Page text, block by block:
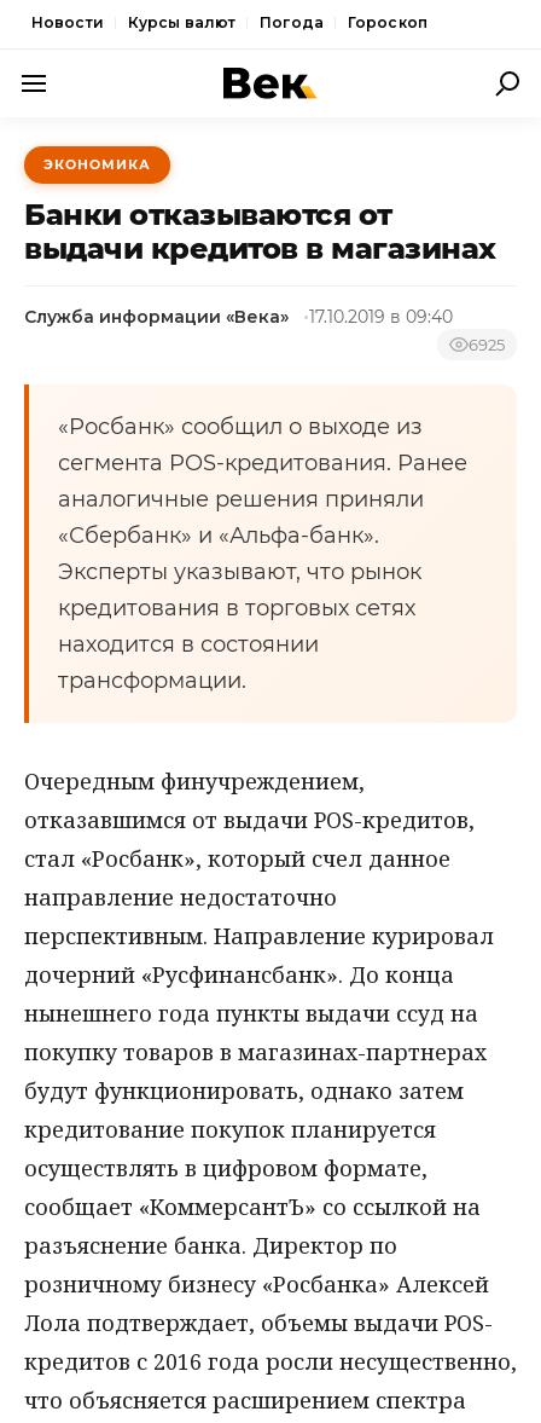
Новости Курсы валют Погода Гороскоп
ПОЛИТИКА
ЭКОНОМИКА
ОБЩЕСТВО
КУЛЬТУРА
НОВОСТИ
ЭКОНОМИКА
Банки отказываются от
выдачи кредитов в магазинах
Служба информации «Века» 17.10.2019 в 09:40
6925
«Росбанк» сообщил о выходе из
сегмента POS-кредитования. Ранее
аналогичные решения приняли
«Сбербанк» и «Альфа-банк».
Эксперты указывают, что рынок
кредитования в торговых сетях
находится в состоянии
трансформации.
Очередным финучреждением,
отказавшимся от выдачи POS-кредитов,
стал «Росбанк», который счел данное
направление недостаточно
перспективным. Направление курировал
дочерний «Русфинансбанк». До конца
нынешнего года пункты выдачи ссуд на
покупку товаров в магазинах-партнерах
будут функционировать, однако затем
кредитование покупок планируется
осуществлять в цифровом формате,
сообщает «КоммерсантЪ» со ссылкой на
разъяснение банка. Директор по
розничному бизнесу «Росбанка» Алексей
Лола подтверждает, объемы выдачи POS-
кредитов с 2016 года росли несущественно,
что объясняется расширением спектра